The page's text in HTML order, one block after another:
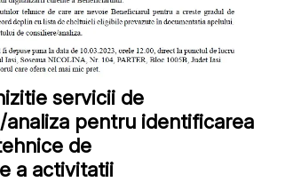
servicii de
analiza pentru identificarea
de
a activitatii